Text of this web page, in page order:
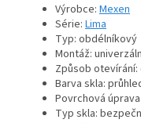
Výrobce: Mexen
Série: Lima
Typ: obdélníkový
Montáž:
Způsob
Barva skla:
Povrchová
Typ skla: